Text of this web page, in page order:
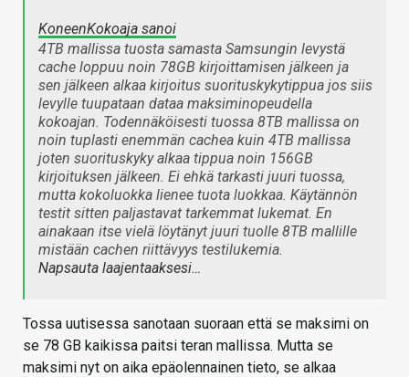
KoneenKokoaja sanoi
4TB mallissa tuosta samasta Samsungin levystä
cache loppuu noin 78GB kirjoittamisen jälkeen ja
sen jälkeen alkaa kirjoitus suorituskykytippua jos siis
levylle tuupataan dataa maksiminopeudella
kokoajan. Todennäköisesti tuossa 8TB mallissa on
noin tuplasti enemmän cachea kuin 4TB mallissa
joten suorituskyky alkaa tippua noin 156GB
kirjoituksen jälkeen. Ei ehkä tarkasti juuri tuossa,
mutta kokoluokka lienee tuota luokkaa. Käytännön
testit sitten paljastavat tarkemmat lukemat. En
ainakaan itse vielä löytänyt juuri tuolle 8TB mallille
mistään cachen riittävyys testilukemia.
Napsauta laajentaaksesi…
Tossa uutisessa sanotaan suoraan että se maksimi on
se 78 GB kaikissa paitsi teran mallissa. Mutta se
maksimi nyt on aika epäolennainen tieto, se alkaa